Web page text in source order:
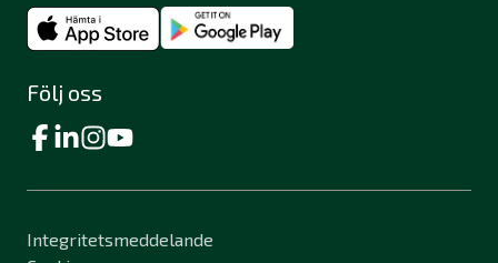
Följ oss
Integritetsmeddelande